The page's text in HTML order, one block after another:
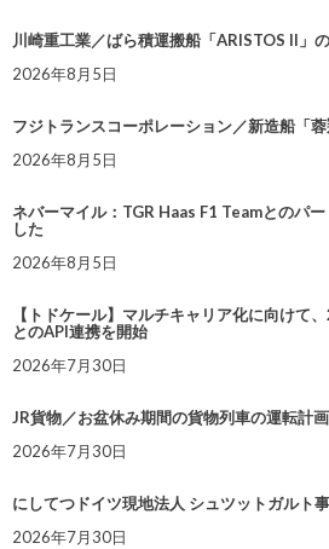
川崎重工業／ばら積運搬船「ARISTOS II」
2026年8月5日
フジトランスコーポレーション／新造船「
2026年8月5日
ネバーマイル：TGR Haas F1 Teamとのパ
した
2026年8月5日
【トドケール】マルチキャリア化に向けて
とのAPI連携を開始
2026年7月30日
JR貨物／お盆休み期間の貨物列車の運転計
2026年7月30日
にしてつドイツ現地法人 シュツットガルト
2026年7月30日